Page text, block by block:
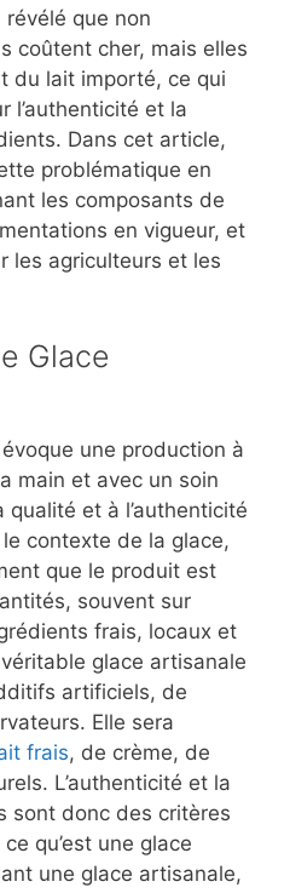
révélé que non
coûtent cher, mais elles
du lait importé, ce qui
l’authenticité et la
Dans cet article,
problématique en
les composants de
en vigueur, et
les agriculteurs et les
Glace
une production à
main et avec un soin
et à l’authenticité
contexte de la glace,
que le produit est
souvent sur
frais, locaux et
glace artisanale
artificiels, de
Elle sera
frais, de crème, de
L’authenticité et la
sont donc des critères
qu’est une glace
une glace artisanale,